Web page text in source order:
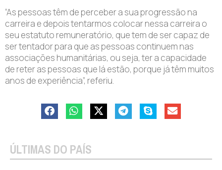
“As pessoas têm de perceber a sua progressão na
carreira e depois tentarmos colocar nessa carreira o
seu estatuto remuneratório, que tem de ser capaz de
ser tentador para que as pessoas continuem nas
associações humanitárias, ou seja, ter a capacidade
de reter as pessoas que lá estão, porque já têm muitos
anos de experiência”, referiu.
ÚLTIMAS DO PAÍS